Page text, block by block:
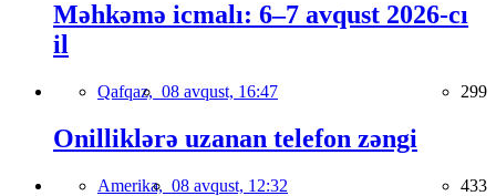
Məhkəmə icmalı: 6–7 avqust 2026-cı
il
Qafqaz, 08 avqust, 16:47 299
Onilliklərə uzanan telefon zəngi
Amerika, 08 avqust, 12:32 433